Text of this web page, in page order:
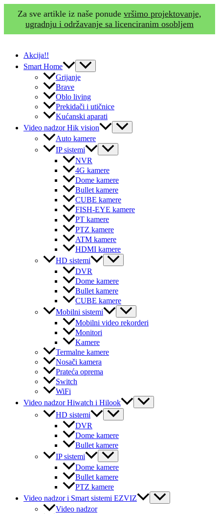
Za sve artikle iz naše ponude vršimo projektovanje,
ugradnju i održavanje sa licenciranim osobljem
contentAkcija!!
Smart Home
Menu
Toggle
Grijanje
Brave
Oblo living
Prekidači i utičnice
Kućanski aparati
Video nadzor Hik vision
Menu
Toggle
Auto kamere
IP sistemi
Menu
Toggle
NVR
4G kamere
Dome kamere
Bullet kamere
CUBE kamere
FISH-EYE kamere
PT kamere
PTZ kamere
ATM kamere
HDMI kamere
HD sistemi
Menu
Toggle
DVR
Dome kamere
Bullet kamere
CUBE kamere
Mobilni sistemi
Menu
Toggle
Mobilni video rekorderi
Monitori
Kamere
Termalne kamere
Nosači kamera
Prateća oprema
Switch
WiFi
Video nadzor Hiwatch i Hilook
Menu
Toggle
HD sistemi
Menu
Toggle
DVR
Dome kamere
Bullet kamere
IP sistemi
Menu
Toggle
Dome kamere
Bullet kamere
PTZ kamere
Video nadzor i Smart sistemi EZVIZ
Menu
Toggle
Video nadzor